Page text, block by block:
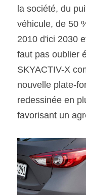
la société, du
véhicule, de 50
2010 d'ici 2030
faut pas oublier
SKYACTIV-X
nouvelle plate-
redessinée en
favorisant un